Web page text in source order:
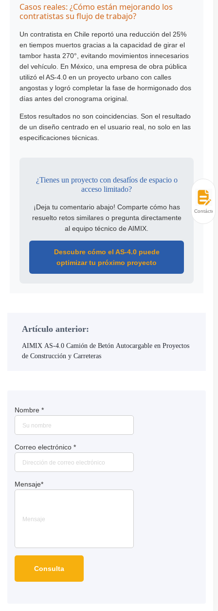
Casos reales: ¿Cómo están mejorando los
contratistas su flujo de trabajo?
Un contratista en Chile reportó una reducción del 25%
en tiempos muertos gracias a la capacidad de girar el
tambor hasta 270°, evitando movimientos innecesarios
del vehículo. En México, una empresa de obra pública
utilizó el AS-4.0 en un proyecto urbano con calles
angostas y logró completar la fase de hormigonado dos
días antes del cronograma original.
Estos resultados no son coincidencias. Son el resultado
de un diseño centrado en el usuario real, no solo en las
especificaciones técnicas.
¿Tienes un proyecto con desafíos de espacio o
acceso limitado?
¡Deja tu comentario abajo! Comparte cómo has
resuelto retos similares o pregunta directamente
al equipo técnico de AIMIX.
Descubre cómo el AS-4.0 puede
optimizar tu próximo proyecto
Artículo anterior:
AIMIX AS-4.0 Camión de Betón Autocargable en Proyectos
de Construcción y Carreteras
Nombre *
Correo electrónico *
Mensaje*